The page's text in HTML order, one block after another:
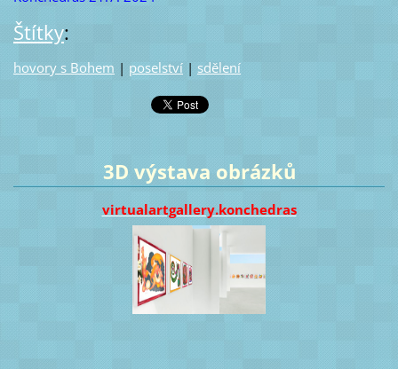
Štítky:
hovory s Bohem | poselství | sdělení
3D výstava obrázků
virtualartgallery.konchedras